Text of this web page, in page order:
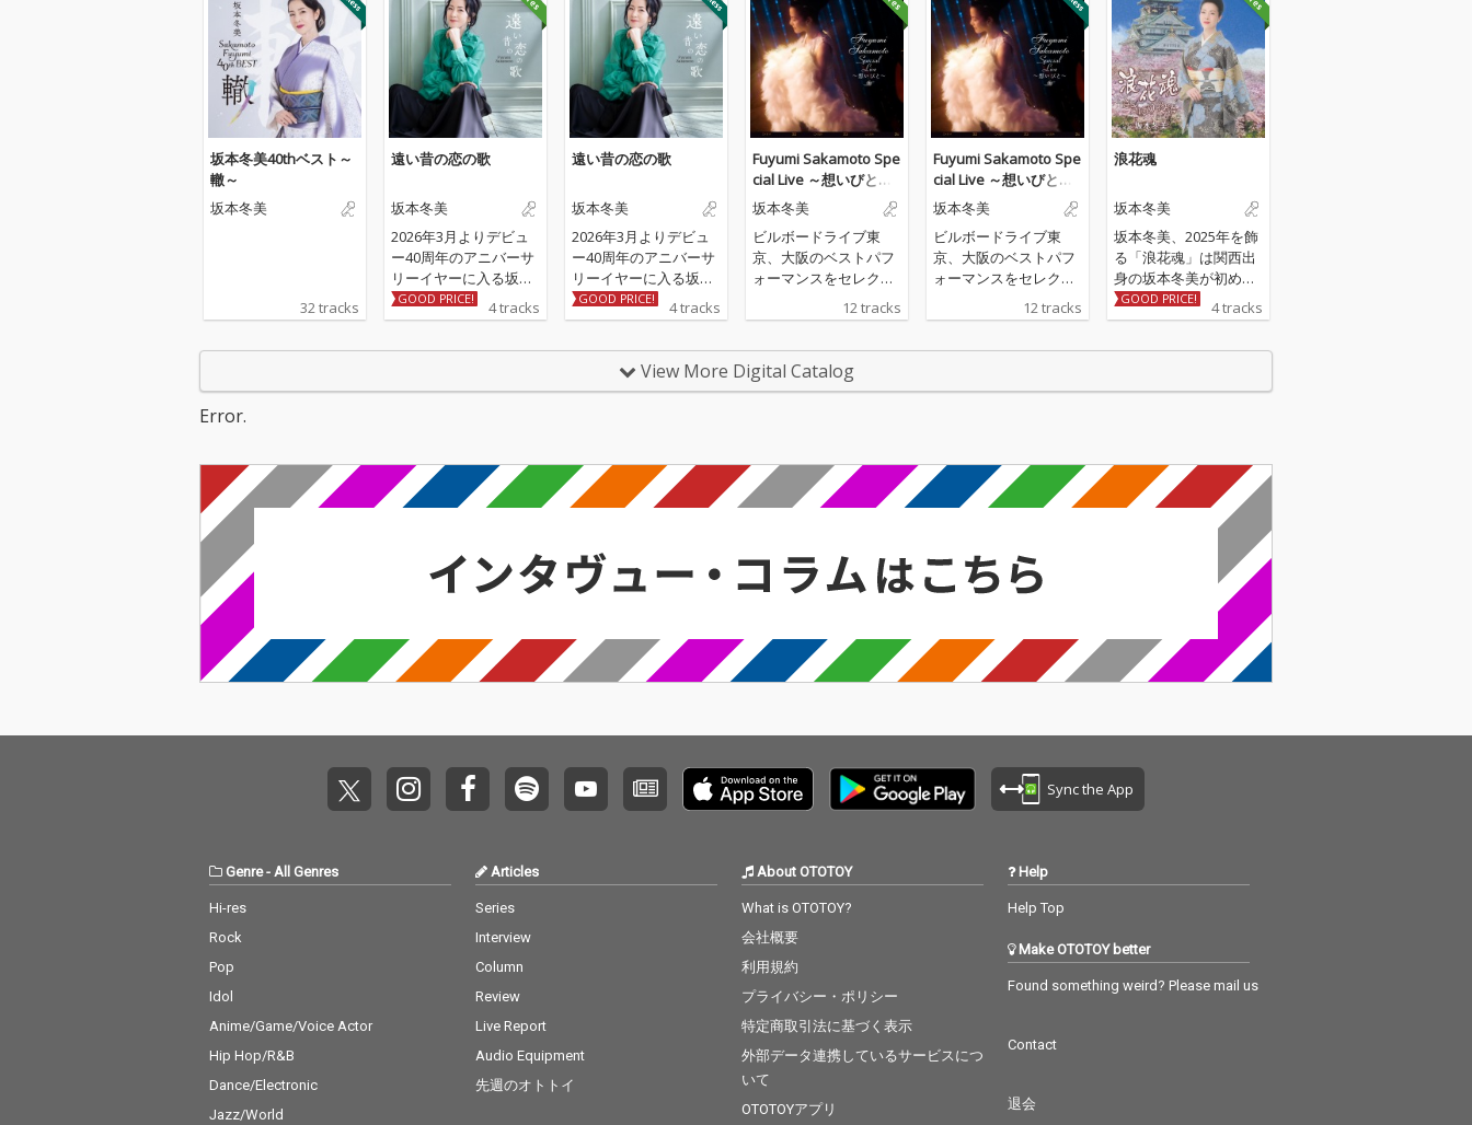
坂本冬美40thベスト～
轍～
坂本冬美
32 tracks
遠い昔の恋の歌
坂本冬美
2026年3月よりデビュ
ー40周年のアニバーサ
リーイヤーに入る坂本
冬美の記念シングル 収
録される表題曲「遠い
レンジは「夜桜お七」
「また君に恋してる」
の若草恵が担当。
GOOD PRICE! 4 tracks
遠い昔の恋の歌
坂本冬美
2026年3月よりデビュ
ー40周年のアニバーサ
リーイヤーに入る坂本
冬美の記念シングル 収
録される表題曲「遠い
リング曲「しあわせ十
色」は坂本冬美と同じ
レンジは「夜桜お七」
「また君に恋してる」
の若草恵が担当。
GOOD PRICE! 4 tracks
Fuyumi Sakamoto Spe
cial Live ～想いびと～
(Live)
坂本冬美
ビルボードライブ東
京、大阪のベストパフ
ォーマンスをセレクト
12 tracks
Fuyumi Sakamoto Spe
cial Live ～想いびと～
(Live)
坂本冬美
ビルボードライブ東
京、大阪のベストパフ
ォーマンスをセレクト
12 tracks
浪花魂
坂本冬美
坂本冬美、2025年を飾
る「浪花魂」は関西出
身の坂本冬美が初めて
歌う「大阪をテーマに
した応援歌」。 作
い立たせる応援歌とな
っています。
GOOD PRICE! 4 tracks
View More Digital Catalog
Error.
Sync the App
Genre- All Genres
Hi-res
Rock
Pop
Idol
Anime/Game/Voice Actor
Hip Hop/R&B
Dance/Electronic
Jazz/World
Articles
Series
Interview
Column
Review
Live Report
Audio Equipment
先週のオトトイ
About OTOTOY
What is OTOTOY?
会社概要
利用規約
プライバシー・ポリシー
特定商取引法に基づく表示
外部データ連携しているサービスにつ
いて
OTOTOYアプリ
Help
Help Top
Make OTOTOY better
Found something weird? Please mail us
Contact
退会